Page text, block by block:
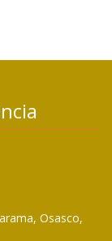
, Osasco,